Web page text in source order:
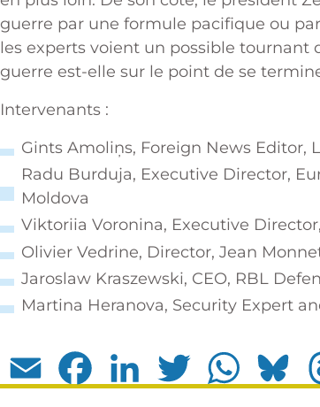
guerre par une formule pacifique ou
les experts voient un possible tournant
guerre est-elle sur le point de se
Intervenants :
Gints Amoliņs, Foreign News Editor,
Radu Burduja, Executive Director,
Moldova
Viktoriia Voronina, Executive
Olivier Vedrine, Director, Jean
Jaroslaw Kraszewski, CEO, RBL
Martina Heranova, Security Expert
Email FacebookLinkedIn Twitter WhatsApp